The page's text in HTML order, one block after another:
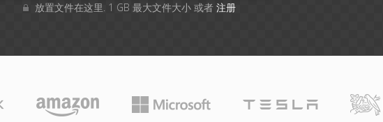
放置文件在这里. 1 GB 最大文件大小 或者 注册